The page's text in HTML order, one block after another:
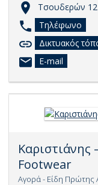
Τσουδερών 12
Τηλέφωνο
Δικτυακός
E-mail
Footwear
Αγορά - Είδη Πρώτης